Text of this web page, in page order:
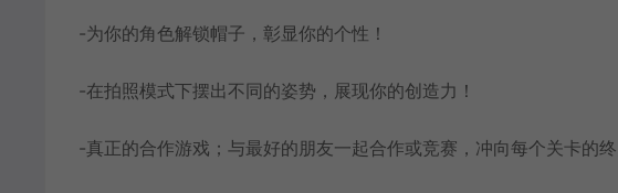
-为你的角色解锁帽子，彰显你的个性！
-在拍照模式下摆出不同的姿势，展现你的创造力！
-真正的合作游戏；与最好的朋友一起合作或竞赛，冲向每个关卡的终